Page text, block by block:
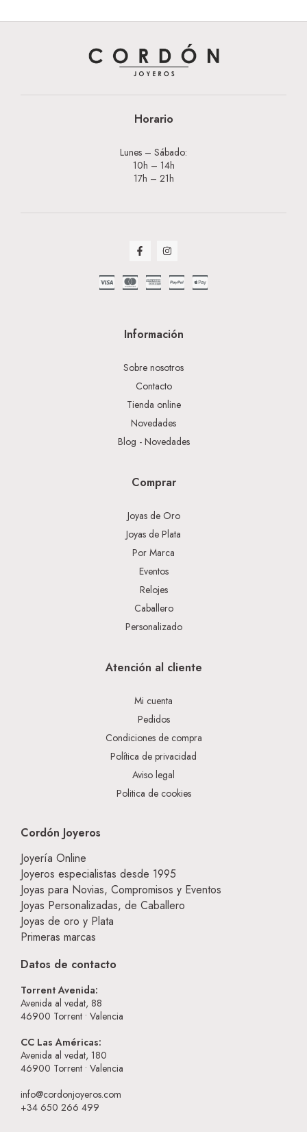
Horario
Lunes – Sábado:
10h – 14h
17h – 21h
Información
Sobre nosotros
Contacto
Tienda online
Novedades
Blog - Novedades
Comprar
Joyas de Oro
Joyas de Plata
Por Marca
Eventos
Relojes
Caballero
Personalizado
Atención al cliente
Mi cuenta
Pedidos
Condiciones de compra
Política de privacidad
Aviso legal
Politica de cookies
Cordón Joyeros
Joyería Online
Joyeros especialistas desde 1995
Joyas para Novias, Compromisos y Eventos
Joyas Personalizadas, de Caballero
Joyas de oro y Plata
Primeras marcas
Datos de contacto
Torrent Avenida:
Avenida al vedat, 88
46900 Torrent • Valencia
CC Las Américas:
Avenida al vedat, 180
46900 Torrent • Valencia
info@cordonjoyeros.com
+34 650 266 499